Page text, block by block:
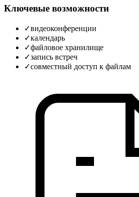
Ключевые возможности
✓видеоконференции
✓календарь
✓файловое хранилище
✓запись встреч
✓совместный доступ к файлам